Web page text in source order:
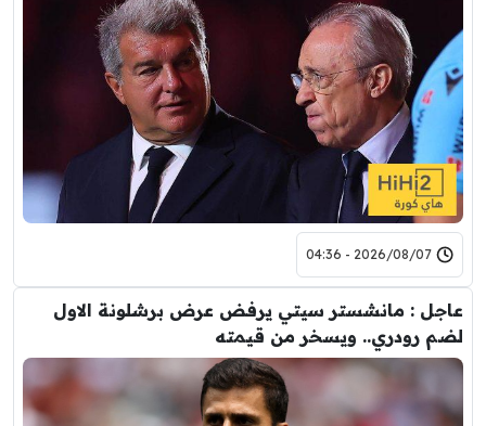
2026/08/07 - 04:36
عاجل : مانشستر سيتي يرفض عرض برشلونة الاول
لضم رودري.. ويسخر من قيمته